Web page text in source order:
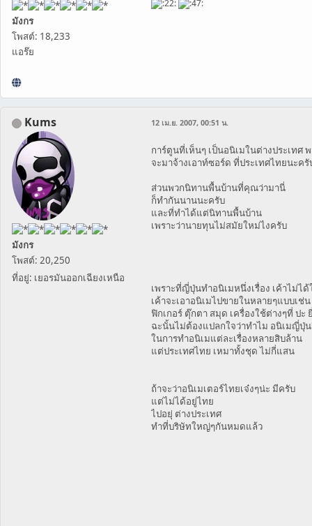
มังกร
โพสต์: 18,233
แอร๊ย
Kums
มังกร
โพสต์: 20,250
ที่อยู่: เยอรมันออกเฉียงเหนือ
12 เม.ย. 2007, 00:51 น.
การ์ตูนที่เห็นๆ เป็นอนิเมในต่างประเทศ
จะมาจ้างเอาท์ซอร์ด ที่ประเทศไทยนะค
ส่วนพวกนิทานพื้นบ้านที่คุณว่ามานี่
ก็ทำกันนานนะครับ
และที่ทำได้แต่นิทานพื้นบ้าน
เพราะว่านายทุนไม่สมัยใหม่ไงครับ
เพราะที่ญี่ปุ่นทำอนิเมหนึ่งเรื่อง เค้าไม่ไ
เค้าจะเอาอนิเมไปขายในหลายๆแบบเช่น
ฟิกเกอร์ ตุ๊กตา สมุด เครื่องใช้ต่างๆที่ ป
ฉะนั้นไม่ต้องแปลกใจว่าทำไม อนิเมญี่ปุ่
ในการทำอนิเมแต่ละเรื่องหลายสิบล้าน
แต่ประเทศไทย เหมาทั้งชุด ไม่กี่แสน
ถ้าจะว่าอนิเมเตอร์ไทยเจ๋งๆน่ะ มีครับ
แต่ไม่ได้อยู่ไทย
ไปอยุ่ ต่างประเทศ
ทำที่บริษัทใหญ่ๆกันหมดแล้ว